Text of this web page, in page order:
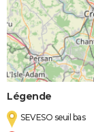
Légende
SEVESO seuil bas